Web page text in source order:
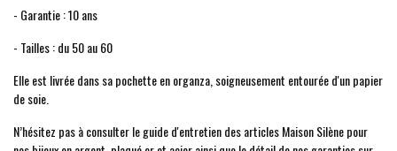
- Garantie : 10 ans
- Tailles : du 50 au 60
Elle est livrée dans sa pochette en organza, soigneusement entourée d'un papier
de soie.
N’hésitez pas à consulter le guide d'entretien des articles Maison Silène pour